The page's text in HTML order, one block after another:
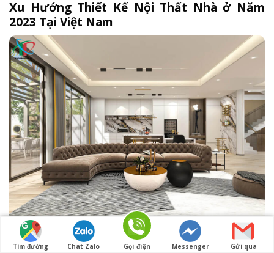
Xu Hướng Thiết Kế Nội Thất Nhà ở Năm
2023 Tại Việt Nam
Là một trong những công ty thiết kế nội thất biệt thự
Tìm đường Chat Zalo Gọi điện Messenger
Gửi qua